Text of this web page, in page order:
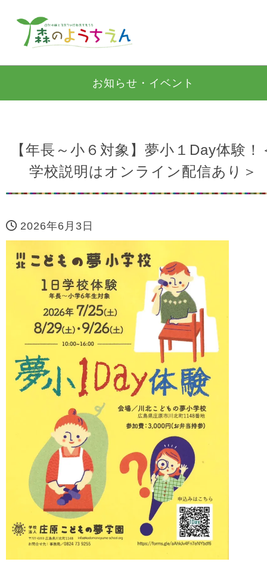
お知らせ・イベント
【年長～小６対象】夢小１Day体験！
学校説明はオンライン配信あり＞
2026年6月3日